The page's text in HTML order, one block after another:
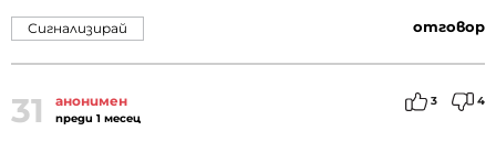
отговор
Сигнализирай
31 анонимен
преди 1 месец
3 4